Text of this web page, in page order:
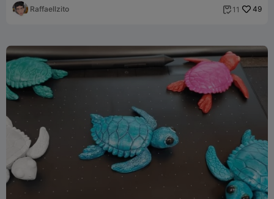
Raffaellzito  11 49